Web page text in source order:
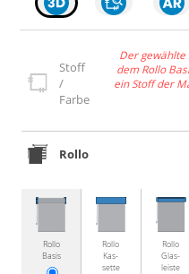
Plissee
Faltstores in
Wabenplissees
Sonnenschutzplissees
Outdoor-Plissees
gemusterte Plissees
Rollos nach Maß
Thermo Rollo
Doppelrollo
Klemmrollo
Dachfenster Rollo
Raffrollo
Raffrollo Maß
Faltrollo / Raffgardinen
Flächenvorhang
Flächenvorhang nach
Scheibengardinen
Stoff
/
Farbe
Der
dem Rollo
ein Stoff der
Rollo
Rollo
Basis
Rollo
Kas­
sette
Rollo
Glas­
leiste